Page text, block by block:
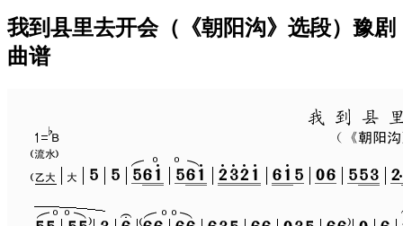
我到县里去开会（《朝阳沟》选段）豫剧
曲谱